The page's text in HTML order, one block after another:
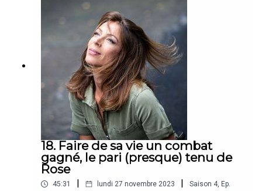
18. Faire de sa vie un combat
gagné, le pari (presque) tenu de
Rose
45:31 | lundi 27 novembre 2023 | Saison 4, Ep.